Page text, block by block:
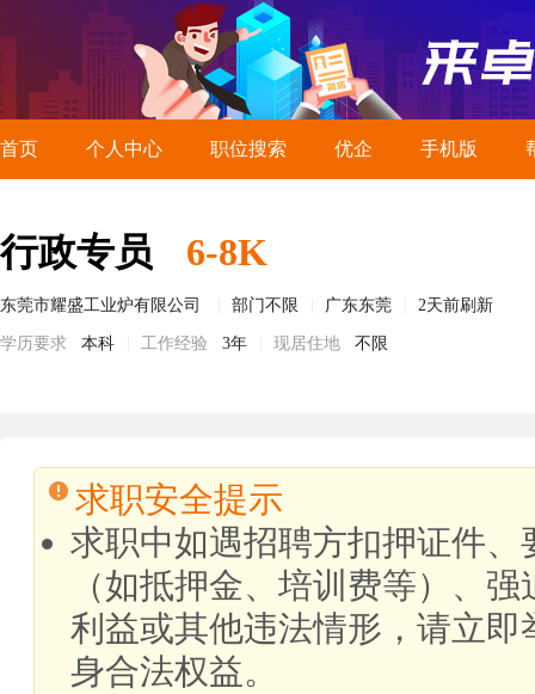
首页 个人中心 职位搜索 优企 手机版
行政专员 6-8K
东莞市耀盛工业炉有限公司 部门不限 广东东莞 2天前刷新
学历要求 本科 工作经验 3年 现居住地 不限
求职安全提示
求职中如遇招聘方扣押证件
（如抵押金、培训费等）、
利益或其他违法情形，请立
身合法权益。